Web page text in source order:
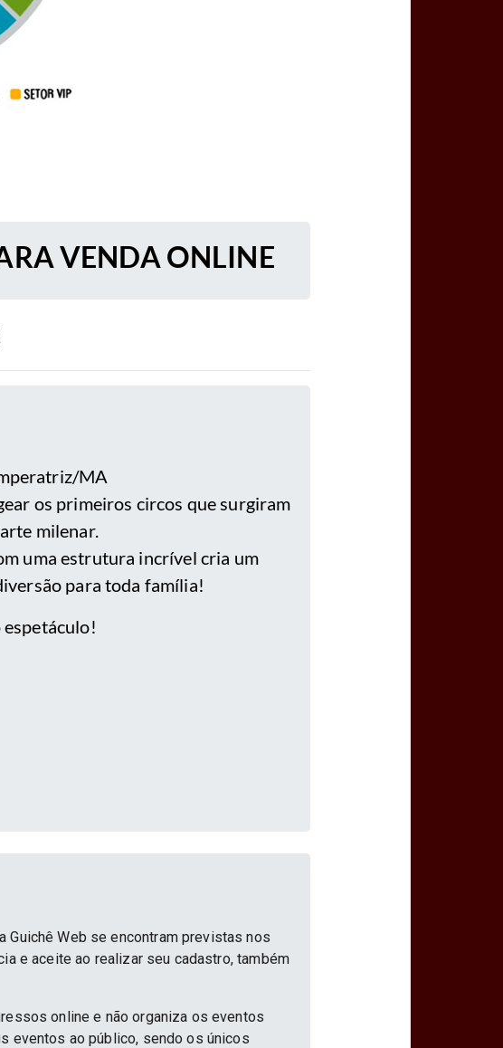
VENDA ONLINE
MA
os primeiros circos que surgiram
milenar.
uma estrutura incrível cria um
para toda família!
espetáculo!
Web se encontram previstas nos
e aceite ao realizar seu cadastro, também
online e não organiza os eventos
eventos ao público, sendo os únicos